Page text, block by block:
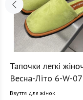
Тапочки легкі
Весна-Літо 6-W-
Взуття для жінок